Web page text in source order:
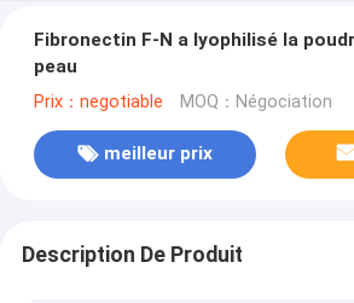
Fibronectin F-N a lyophilisé la
peau
Prix：negotiable MOQ：Négociation
meilleur prix
Description De Produit